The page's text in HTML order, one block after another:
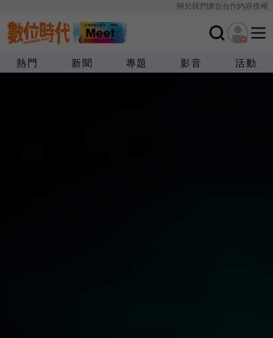
關於我們廣告合作內容授權
熱門 新聞 專題 影音 活動